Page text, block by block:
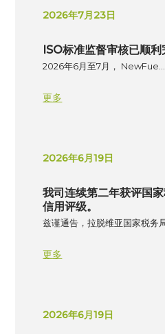
2026年7月23日
ISO标准监督审核已顺利
2026年6月至7月， NewFue…
更多
2026年6月19日
我司连续第二年获评国
信用评级。
兹谨通告，拉脱维亚国家税务
更多
2026年6月19日